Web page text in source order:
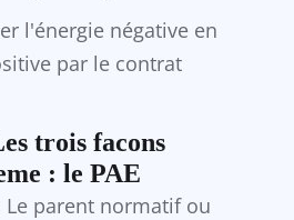
l'énergie négative en
par le contrat
trois facons
: le PAE
Le parent normatif ou